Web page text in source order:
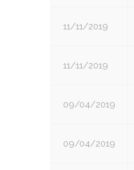
11/11/2019
11/11/2019
09/04/2019
09/04/2019